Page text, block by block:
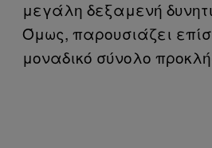
μεγάλη δεξαμενή
Όμως, παρουσιάζει
μοναδικό σύνολο